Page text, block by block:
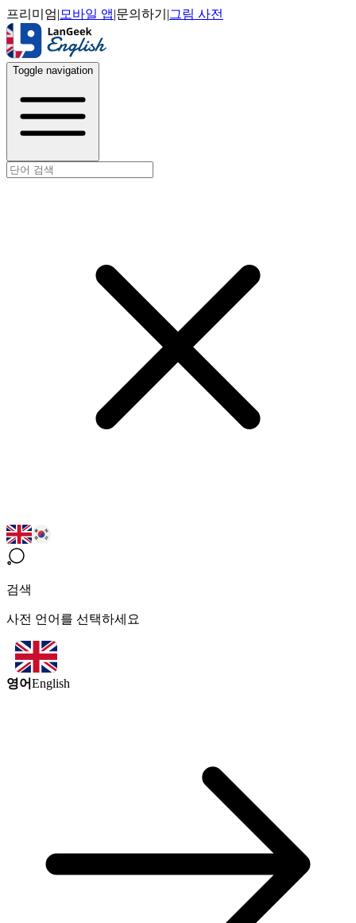
프리미엄| 모바일 앱|문의하기 |그림 사전
Toggle navigation
검색
사전 언어를 선택하세요
영어English